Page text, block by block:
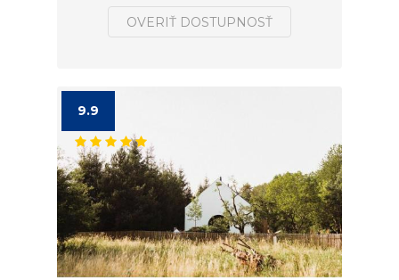
OVERIŤ DOSTUPNOSŤ
9.9